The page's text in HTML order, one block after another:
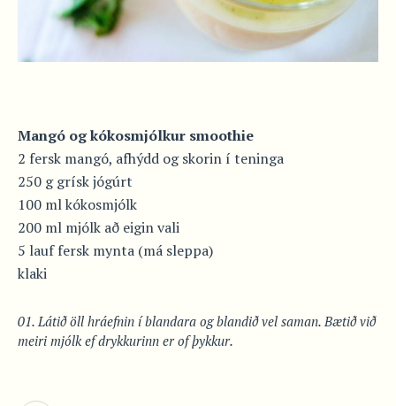
Mangó og kókosmjólkur smoothie
2 fersk mangó, afhýdd og skorin í teninga
250 g grísk jógúrt
100 ml kókosmjólk
200 ml mjólk að eigin vali
5 lauf fersk mynta (má sleppa)
klaki
Látið öll hráefnin í blandara og blandið vel saman. Bætið við
meiri mjólk ef drykkurinn er of þykkur.